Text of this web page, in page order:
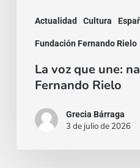
Actualidad Cultura
Fundación Fernando Rielo
La voz que une:
Fernando Rielo
Grecia Bárraga
3 de julio de 2026